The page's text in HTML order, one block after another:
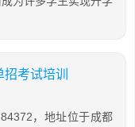
考试培训
，地址位于成都